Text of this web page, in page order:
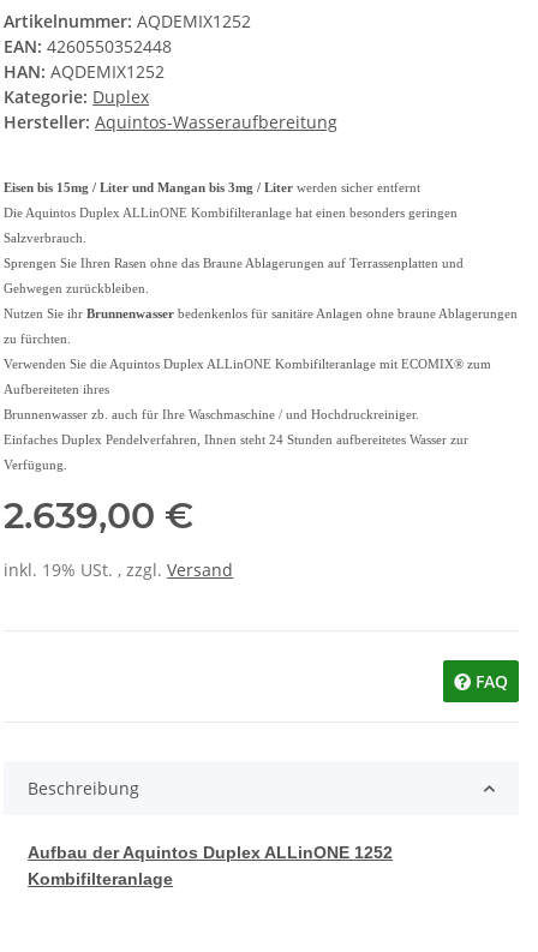
Artikelnummer:AQDEMIX1252
EAN: 4260550352448
HAN: AQDEMIX1252
Kategorie: Duplex
Hersteller: Aquintos-Wasseraufbereitung
Eisen bis 15mg / Liter und Mangan bis 3mg / Liter werden sicher entfernt
Die Aquintos Duplex ALLinONE Kombifilteranlage hat einen besonders geringen
Salzverbrauch.
Sprengen Sie Ihren Rasen ohne das Braune Ablagerungen auf Terrassenplatten und
Gehwegen zurückbleiben.
Nutzen Sie ihrBrunnenwasser bedenkenlos für sanitäre Anlagen ohne braune Ablagerungen
zu fürchten.
Verwenden Sie die Aquintos Duplex ALLinONE Kombifilteranlage mit ECOMIX® zum
Aufbereiteten ihres
Brunnenwasser zb. auch für Ihre Waschmaschine / und Hochdruckreiniger.
Einfaches Duplex Pendelverfahren, Ihnen steht 24 Stunden aufbereitetes Wasser zur
Verfügung.
2.639,00 €
inkl. 19% USt. , zzgl.Versand
FAQ
Beschreibung
Aufbau der Aquintos Duplex ALLinONE 1252
Kombifilteranlage